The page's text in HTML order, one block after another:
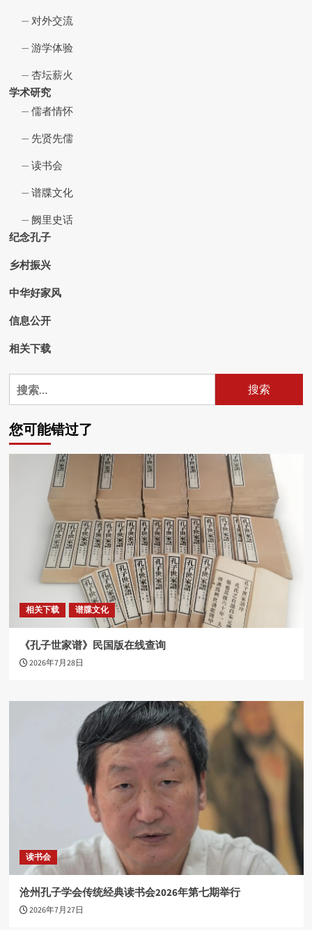
对外交流
游学体验
杏坛薪火
学术研究
儒者情怀
先贤先儒
读书会
谱牒文化
阙里史话
纪念孔子
乡村振兴
中华好家风
信息公开
相关下载
搜
索：
您可能错过了
相关下载 谱牒文化
《孔子世家谱》民国版在线查询
2026年7月28日
读书会
沧州孔子学会传统经典读书会2026年第七期举行
2026年7月27日